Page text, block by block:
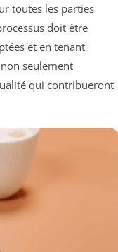
toutes les parties
doit être
et en tenant
seulement
qui contribueront